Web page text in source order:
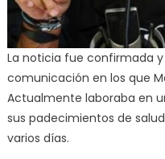
La noticia fue confirmada
comunicación en los que
Actualmente laboraba en
sus padecimientos de
varios días.